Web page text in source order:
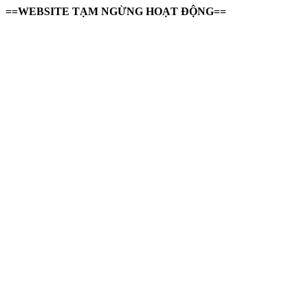
==WEBSITE TẠM NGỪNG HOẠT ĐỘNG==